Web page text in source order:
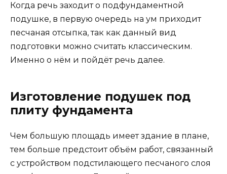
Когда речь заходит о подфундаментной
подушке, в первую очередь на ум приходит
песчаная отсыпка, так как данный вид
подготовки можно считать классическим.
Именно о нём и пойдёт речь далее.
Изготовление подушек под
плиту фундамента
Чем большую площадь имеет здание в плане,
тем больше предстоит объём работ, связанный
с устройством подстилающего песчаного слоя